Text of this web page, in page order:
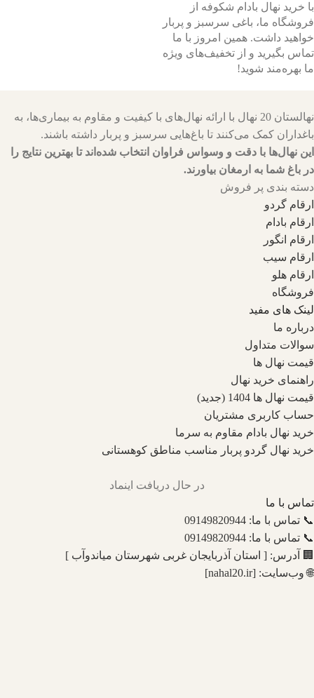
با خرید نهال بادام شکوفه از
فروشگاه ما، باغی سرسبز و پربار
خواهید داشت. همین امروز با ما
تماس بگیرید و از تخفیف‌های ویژه
ما بهره‌مند شوید!
نهالستان 20 نهال با ارائه نهال‌های با کیفیت و مقاوم به بیماری‌ها، به
باغداران کمک می‌کنند تا باغ‌هایی سرسبز و پربار داشته باشند.
این نهال‌ها با دقت و وسواس فراوان انتخاب شده‌اند تا بهترین نتایج را
در باغ شما به ارمغان بیاورند.
دسته بندی پر فروش
ارقام گردو
ارقام بادام
ارقام انگور
ارقام سیب
ارقام هلو
فروشگاه
لینک های مفید
درباره ما
سوالات متداول
قیمت نهال ها
راهنمای خرید نهال
قیمت نهال ها 1404 (جدید)
حساب کاربری مشتریان
خرید نهال بادام مقاوم به سرما
خرید نهال گردو پربار مناسب مناطق کوهستانی
در حال دریافت اینماد
تماس با ما
📞 تماس با ما: 09149820944
📞 تماس با ما: 09149820944
🏢 آدرس: [ استان آذربایجان غربی شهرستان میاندوآب ]
🌐 وب‌سایت: [nahal20.ir]